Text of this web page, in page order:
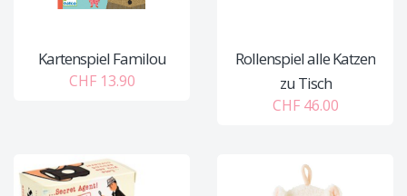
Kartenspiel Familou
CHF 13.90
Rollenspiel alle Katzen
zu Tisch
CHF 46.00